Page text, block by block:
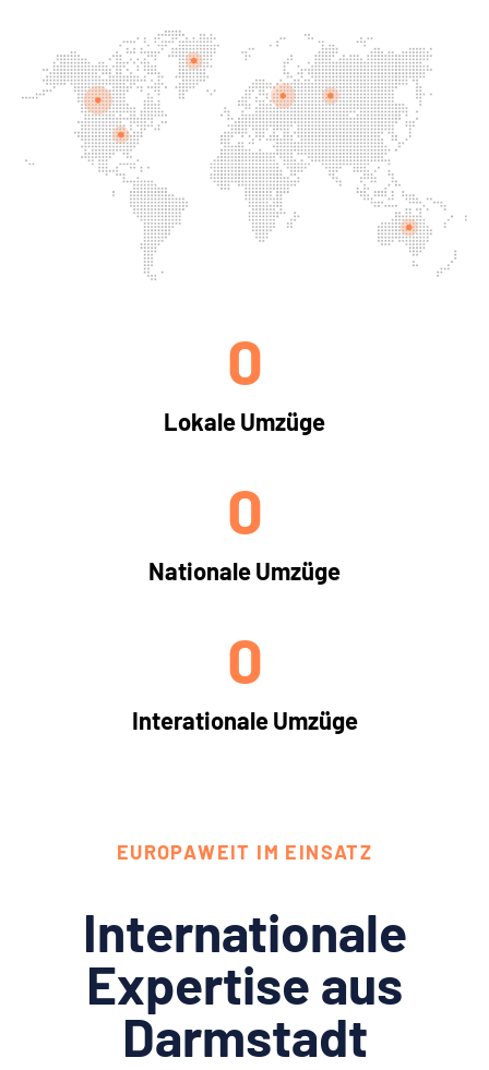
Lokale Umzüge
0
Nationale Umzüge
0
Interationale Umzüge
0
EUROPAWEIT IM EINSATZ
Internationale
Expertise aus
Darmstadt